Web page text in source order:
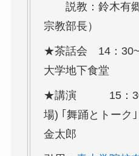
説教：鈴木有郷
宗教部長）
★茶話会 14：
大学地下食堂
★講演 15：
場) ｢舞踊とトー
金太郎